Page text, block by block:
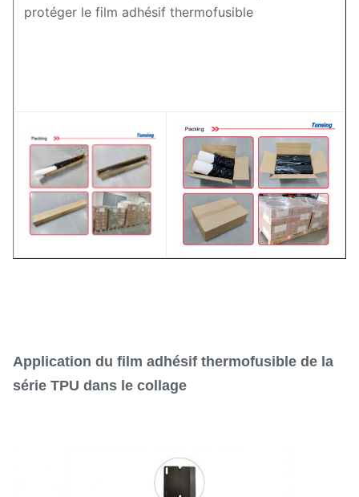
protéger le film adhésif thermofusible
Application du film adhésif thermofusible de la
série TPU dans le collage